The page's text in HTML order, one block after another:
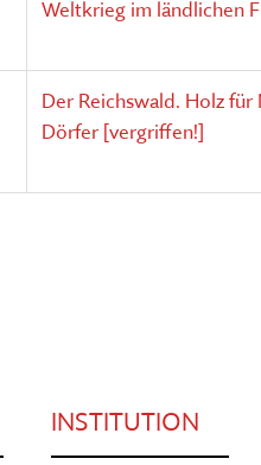
Weltkrieg im ländlichen
Der Reichswald. Holz
Dörfer [vergriffen!]
INSTITUTION